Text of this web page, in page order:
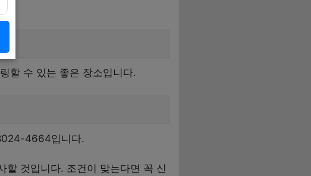
할 수 있는 좋은 장소입니다.
4664입니다.
할 것입니다. 조건이 맞는다면 꼭 신